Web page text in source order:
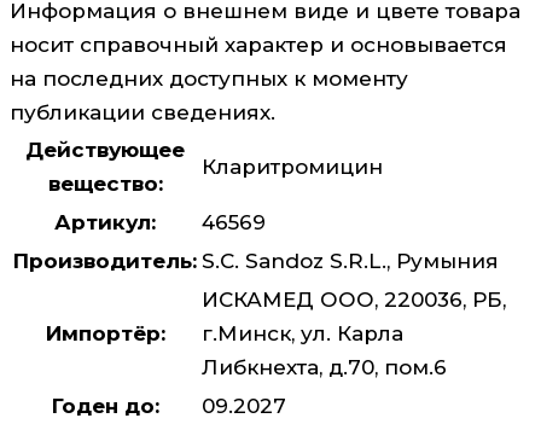
Информация о внешнем виде и цвете товара
носит справочный характер и основывается
на последних доступных к моменту
публикации сведениях.
Действующее
вещество:
Кларитромицин
Артикул:
46569
Производитель: S.C. Sandoz S.R.L., Румыния
Импортёр:
ИСКАМЕД ООО, 220036, РБ,
г.Минск, ул. Карла
Либкнехта, д.70, пом.6
Годен до:
09.2027